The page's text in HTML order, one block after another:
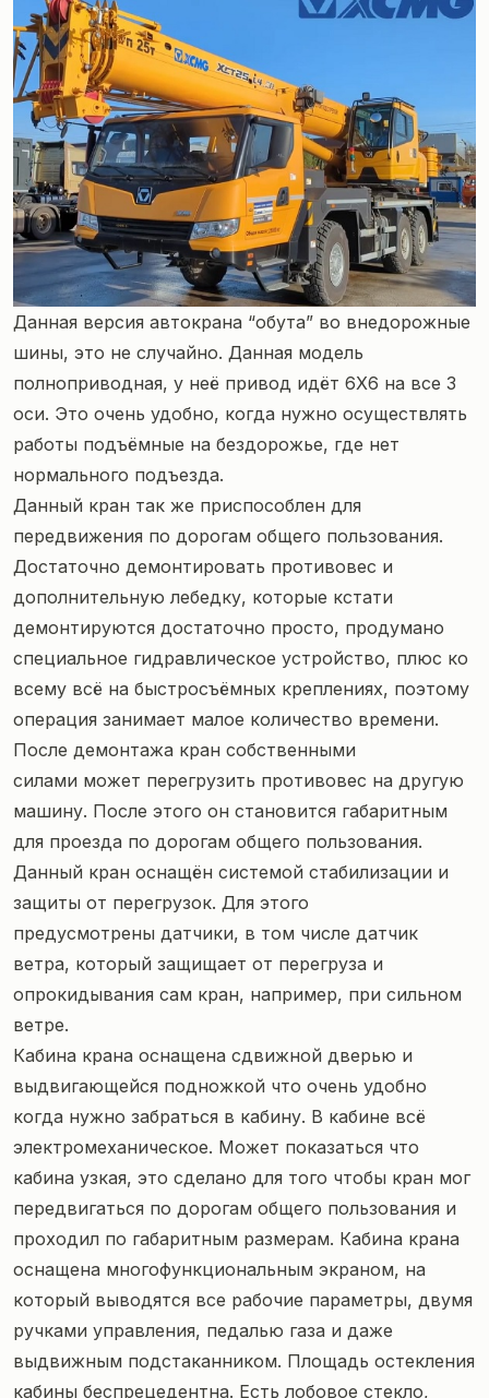
Данная версия автокрана “обута” во внедорожные
шины, это не случайно. Данная модель
полноприводная, у неё привод идёт 6Х6 на все 3
оси. Это очень удобно, когда нужно осуществлять
работы подъёмные на бездорожье, где нет
нормального подъезда.
Данный кран так же приспособлен для
передвижения по дорогам общего пользования.
Достаточно демонтировать противовес и
дополнительную лебедку, которые кстати
демонтируются достаточно просто, продумано
специальное гидравлическое устройство, плюс ко
всему всё на быстросъёмных креплениях, поэтому
операция занимает малое количество времени.
После демонтажа кран собственными
силами может перегрузить противовес на другую
машину. После этого он становится габаритным
для проезда по дорогам общего пользования.
Данный кран оснащён системой стабилизации и
защиты от перегрузок. Для этого
предусмотрены датчики, в том числе датчик
ветра, который защищает от перегруза и
опрокидывания сам кран, например, при сильном
ветре.
Кабина крана оснащена сдвижной дверью и
выдвигающейся подножкой что очень удобно
когда нужно забраться в кабину. В кабине всё
электромеханическое. Может показаться что
кабина узкая, это сделано для того чтобы кран мог
передвигаться по дорогам общего пользования и
проходил по габаритным размерам. Кабина крана
оснащена многофункциональным экраном, на
который выводятся все рабочие параметры, двумя
ручками управления, педалью газа и даже
выдвижным подстаканником. Площадь остекления
кабины беспрецедентна. Есть лобовое стекло,